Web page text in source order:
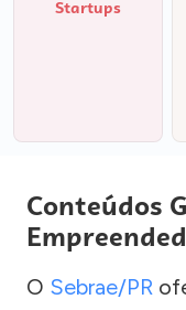
Startups
Conteúdos
O Sebrae/PR